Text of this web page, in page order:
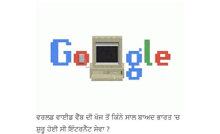
ਵਰਲਡ ਵਾਈਡ ਵੈੱਬ ਦੀ ਖੋਜ ਤੋਂ ਕਿੰਨੇ ਸਾਲ ਬਾਅਦ ਭਾਰਤ 'ਚ
ਸ਼ੁਰੂ ਹੋਈ ਸੀ ਇੰਟਰਨੈੱਟ ਸੇਵਾ ?